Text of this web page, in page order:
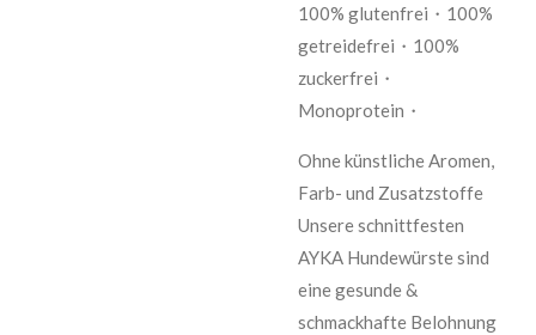
100% glutenfrei・100%
getreidefrei・100%
zuckerfrei・
Monoprotein・
Ohne künstliche Aromen,
Farb- und Zusatzstoffe
Unsere schnittfesten
AYKA Hundewürste sind
eine gesunde &
schmackhafte Belohnung